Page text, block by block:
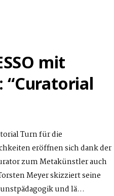
mit
“Curatorial
Turn für die
eröffnen sich dank der
zum Metakünstler auch
Meyer skizziert seine
und lä…